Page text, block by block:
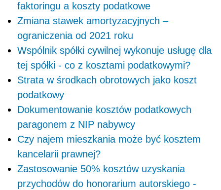
faktoringu a koszty podatkowe
Zmiana stawek amortyzacyjnych –
ograniczenia od 2021 roku
Wspólnik spółki cywilnej wykonuje usługę dla
tej spółki - co z kosztami podatkowymi?
Strata w środkach obrotowych jako koszt
podatkowy
Dokumentowanie kosztów podatkowych
paragonem z NIP nabywcy
Czy najem mieszkania może być kosztem
kancelarii prawnej?
Zastosowanie 50% kosztów uzyskania
przychodów do honorarium autorskiego -